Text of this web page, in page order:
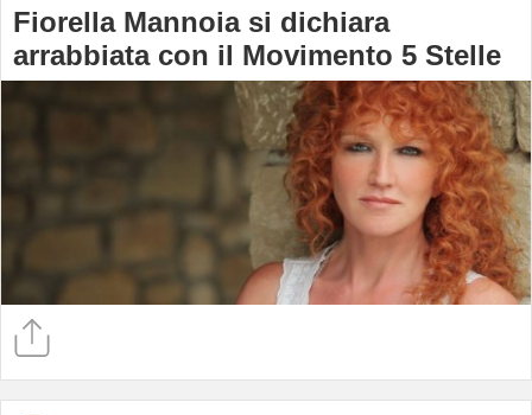
Fiorella Mannoia si dichiara
arrabbiata con il Movimento 5 Stelle